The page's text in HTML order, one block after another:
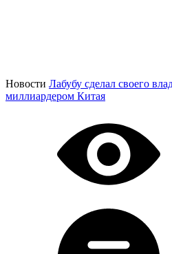
Новости Лабубу сделал своего
миллиардером Китая